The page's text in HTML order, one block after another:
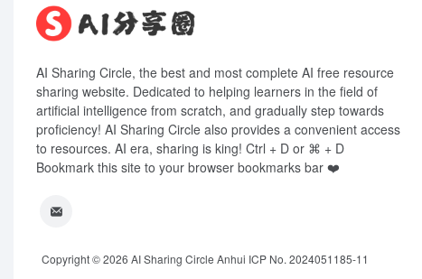
AI Sharing Circle, the best and most complete AI free resource
sharing website. Dedicated to helping learners in the field of
artificial intelligence from scratch, and gradually step towards
proficiency! AI Sharing Circle also provides a convenient access
to resources. AI era, sharing is king! Ctrl + D or ⌘ + D
Bookmark this site to your browser bookmarks bar ❤️
Copyright © 2026 AI Sharing Circle Anhui ICP No. 2024051185-11